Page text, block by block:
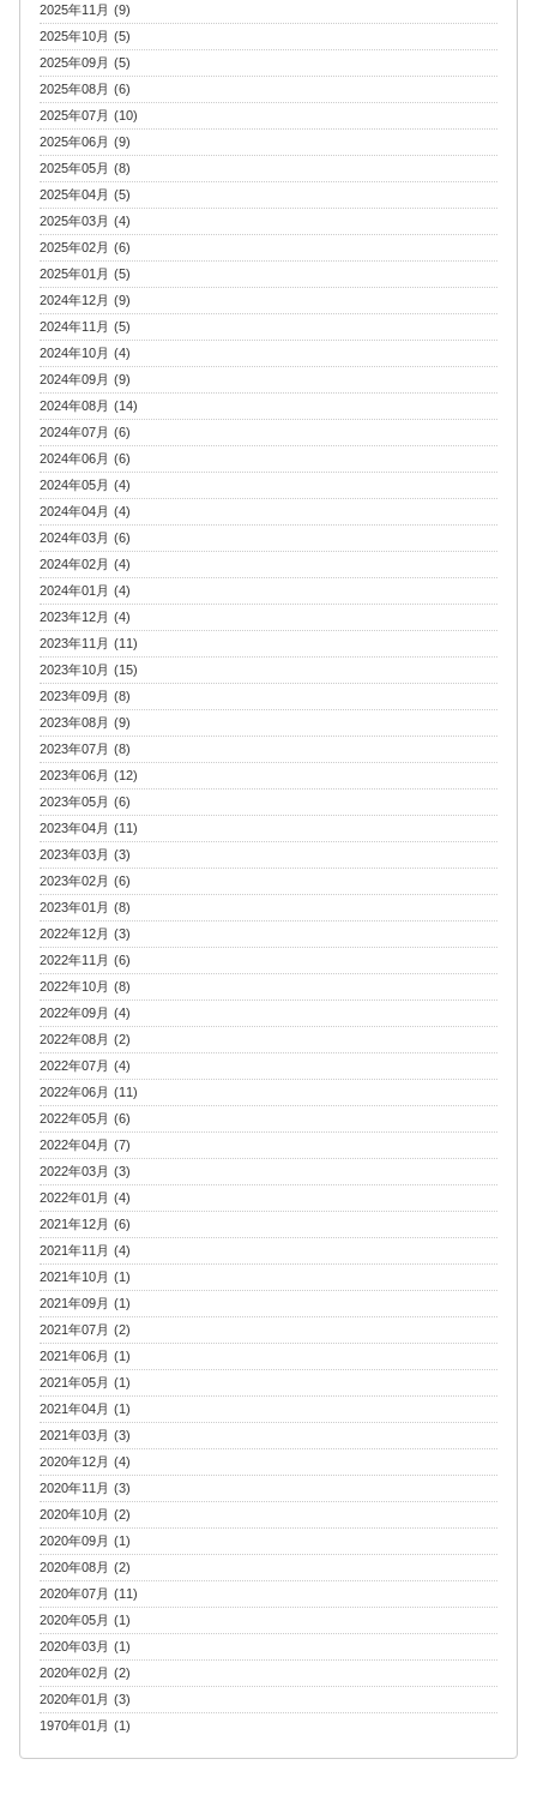
2025年11月 (9)
2025年10月 (5)
2025年09月 (5)
2025年08月 (6)
2025年07月 (10)
2025年06月 (9)
2025年05月 (8)
2025年04月 (5)
2025年03月 (4)
2025年02月 (6)
2025年01月 (5)
2024年12月 (9)
2024年11月 (5)
2024年10月 (4)
2024年09月 (9)
2024年08月 (14)
2024年07月 (6)
2024年06月 (6)
2024年05月 (4)
2024年04月 (4)
2024年03月 (6)
2024年02月 (4)
2024年01月 (4)
2023年12月 (4)
2023年11月 (11)
2023年10月 (15)
2023年09月 (8)
2023年08月 (9)
2023年07月 (8)
2023年06月 (12)
2023年05月 (6)
2023年04月 (11)
2023年03月 (3)
2023年02月 (6)
2023年01月 (8)
2022年12月 (3)
2022年11月 (6)
2022年10月 (8)
2022年09月 (4)
2022年08月 (2)
2022年07月 (4)
2022年06月 (11)
2022年05月 (6)
2022年04月 (7)
2022年03月 (3)
2022年01月 (4)
2021年12月 (6)
2021年11月 (4)
2021年10月 (1)
2021年09月 (1)
2021年07月 (2)
2021年06月 (1)
2021年05月 (1)
2021年04月 (1)
2021年03月 (3)
2020年12月 (4)
2020年11月 (3)
2020年10月 (2)
2020年09月 (1)
2020年08月 (2)
2020年07月 (11)
2020年05月 (1)
2020年03月 (1)
2020年02月 (2)
2020年01月 (3)
1970年01月 (1)